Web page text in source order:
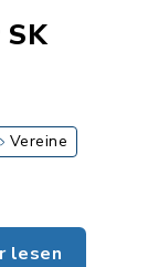
Vereine
lesen